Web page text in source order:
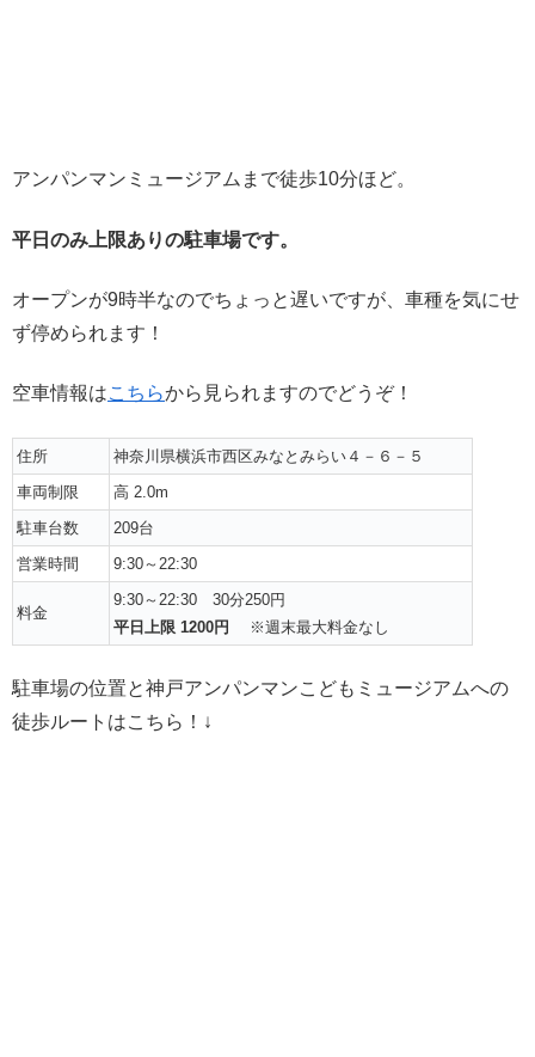
アンパンマンミュージアムまで徒歩10分ほど。
平日のみ上限ありの駐車場です。
オープンが9時半なのでちょっと遅いですが、車種を気にせ
ず停められます！
空車情報はこちらから見られますのでどうぞ！
住所
神奈川県横浜市西区みなとみらい４－６－５
車両制限
高 2.0m
駐車台数
209台
営業時間
9:30～22:30
料金
9:30～22:30 30分250円
平日上限 1200円 ※週末最大料金なし
駐車場の位置と神戸アンパンマンこどもミュージアムへの
徒歩ルートはこちら！↓